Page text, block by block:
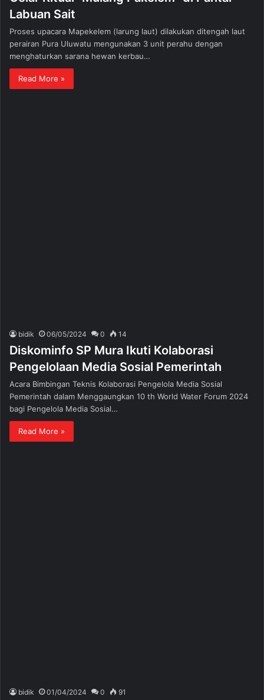
Labuan Sait
Proses upacara Mapekelem (larung laut) dilakukan ditengah laut
perairan Pura Uluwatu mengunakan 3 unit perahu dengan
menghaturkan sarana hewan kerbau…
Read More »
bidik 06/05/2024 0 14
Diskominfo SP Mura Ikuti Kolaborasi
Pengelolaan Media Sosial Pemerintah
Acara Bimbingan Teknis Kolaborasi Pengelola Media Sosial
Pemerintah dalam Menggaungkan 10 th World Water Forum 2024
bagi Pengelola Media Sosial…
Read More »
bidik 01/04/2024 0 91